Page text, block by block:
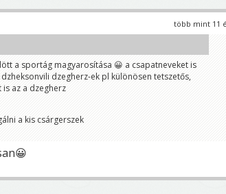
több mint 11
a sportág magyarosítása 😀 a csapatneveket is
dzegherz-ek pl különösen tetszetős,
is az a dzegherz
a kis csárgerszek